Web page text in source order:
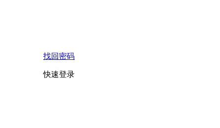
找回密码
快速登录